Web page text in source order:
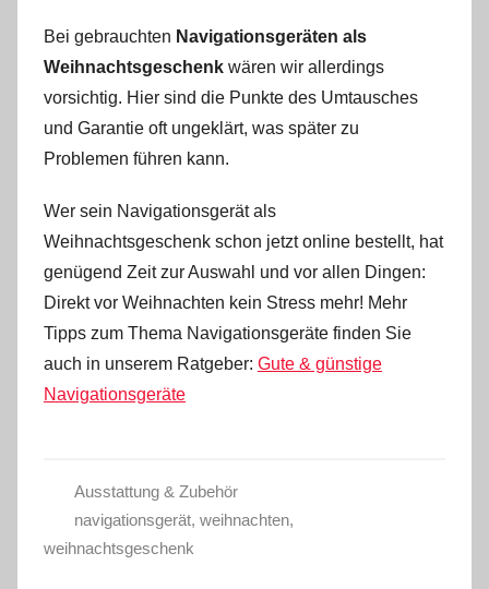
Bei gebrauchten Navigationsgeräten als
Weihnachtsgeschenk wären wir allerdings
vorsichtig. Hier sind die Punkte des Umtausches
und Garantie oft ungeklärt, was später zu
Problemen führen kann.
Wer sein Navigationsgerät als
Weihnachtsgeschenk schon jetzt online bestellt, hat
genügend Zeit zur Auswahl und vor allen Dingen:
Direkt vor Weihnachten kein Stress mehr! Mehr
Tipps zum Thema Navigationsgeräte finden Sie
auch in unserem Ratgeber: Gute & günstige
Navigationsgeräte
Ausstattung & Zubehör
navigationsgerät, weihnachten,
weihnachtsgeschenk